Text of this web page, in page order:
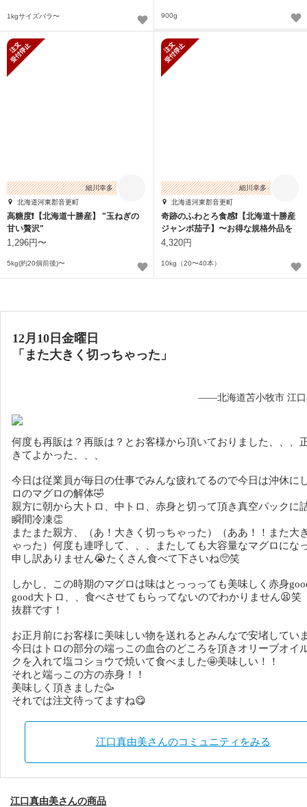
1kgサイズバラ〜 900g
細川幸多
北海道河東郡音更町
高糖度❗️【北海道十勝産】 "玉ねぎの
甘い贅沢"
1,296円〜
5kg(約20個前後)〜
細川幸多
北海道河東郡音更町
奇跡のふわとろ食感❗️【北海道十勝産
ジャンボ茄子】〜お得な規格外品を
お届け〜
4,320円
10kg（20〜40本）
12月10日金曜日
「 また大きく切っちゃった 」
——北海道苫小牧市 江口
何度も再販は？再販は？とお客様から頂いておりました、、、
きてよかった、、、
今日は従業員が毎日の仕事でみんな疲れてるので今日は沖休に
ロのマグロの解体🤣
親方に朝から大トロ、中トロ、赤身と切って頂き真空パックに
瞬間冷凍👏
またまた親方、（あ！大きく切っちゃった）（ああ！！また大
ゃった）何度も連呼して、、、またしても大容量なマグロにな
申し訳ありません😭たくさん食べて下さいね🥺笑
しかし、この時期のマグロは味はとっっっても美味しく赤身
good大トロ、、食べさせてもらってないのでわかりません😫
抜群です！
お正月前にお客様に美味しい物を送れるとみんなで安堵してい
今日はトロの部分の端っこの血合のどころを頂きオリーブオイ
クを入れて塩コショウで焼いて食べました🤩美味しい！！
それと端っこの方の赤身！！
美味しく頂きました🥳
それでは注文待ってますね😋
江口真由美さんのコミュニティをみる
江口真由美さんの商品